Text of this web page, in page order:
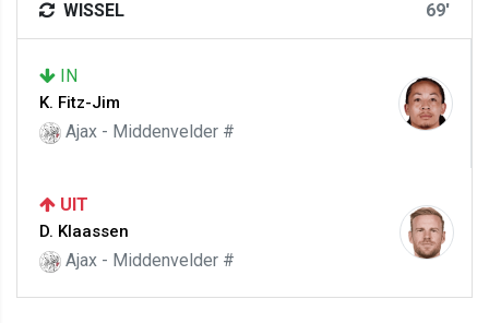
WISSEL 69'
IN
K. Fitz-Jim
Ajax - Middenvelder #
UIT
D. Klaassen
Ajax - Middenvelder #